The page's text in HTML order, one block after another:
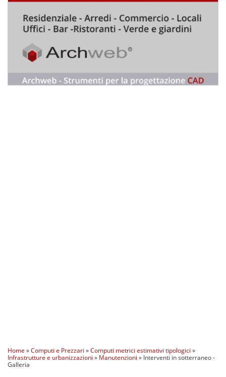
Home »Computi e Prezzari »Computi metrici estimativi tipologici »
Infrastrutture e urbanizzazioni » Manutenzioni » Interventi in sotterraneo -
Galleria